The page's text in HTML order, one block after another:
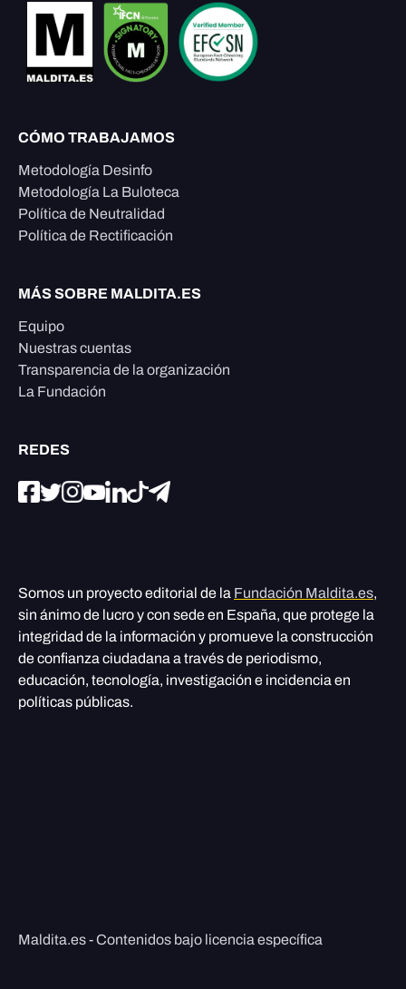
CÓMO TRABAJAMOS
Metodología Desinfo
Metodología La Buloteca
Política de Neutralidad
Política de Rectificación
MÁS SOBRE MALDITA.ES
Equipo
Nuestras cuentas
Transparencia de la organización
La Fundación
REDES
Somos un proyecto editorial de la Fundación Maldita.es,
sin ánimo de lucro y con sede en España, que protege la
integridad de la información y promueve la construcción
de confianza ciudadana a través de periodismo,
educación, tecnología, investigación e incidencia en
políticas públicas.
Maldita.es - Contenidos bajo licencia específica